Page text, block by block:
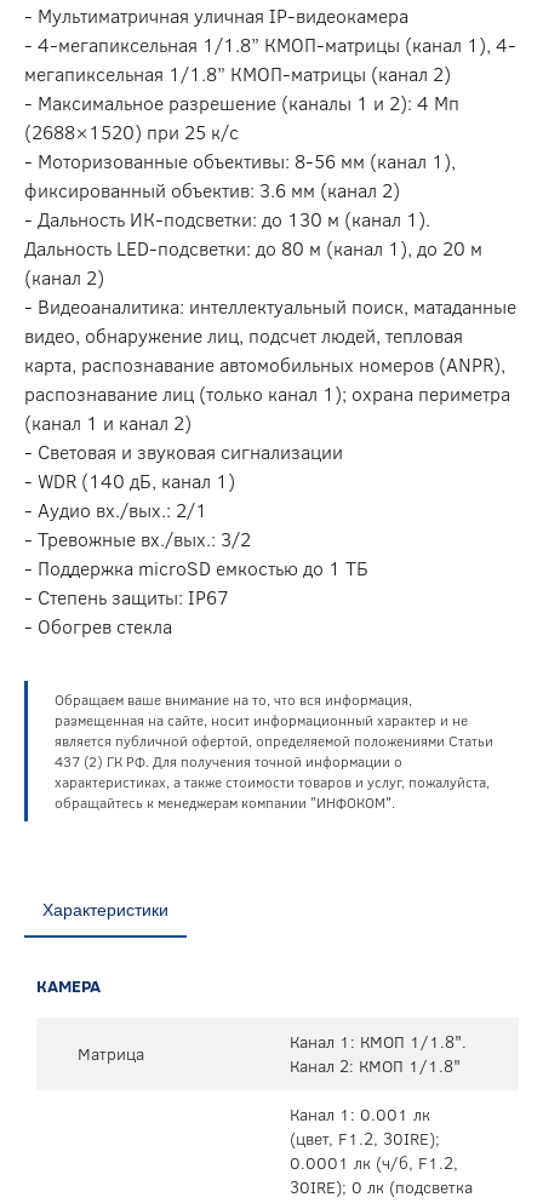
- Мультиматричная уличная IP-видеокамера
- 4-мегапиксельная 1/1.8” КМОП-матрицы (канал 1), 4-
мегапиксельная 1/1.8” КМОП-матрицы (канал 2)
- Максимальное разрешение (каналы 1 и 2): 4 Мп
(2688×1520) при 25 к/с
- Моторизованные объективы: 8-56 мм (канал 1),
фиксированный объектив: 3.6 мм (канал 2)
- Дальность ИК-подсветки: до 130 м (канал 1).
Дальность LED-подсветки: до 80 м (канал 1), до 20 м
(канал 2)
- Видеоаналитика: интеллектуальный поиск, матаданные
видео, обнаружение лиц, подсчет людей, тепловая
карта, распознавание автомобильных номеров (ANPR),
распознавание лиц (только канал 1); охрана периметра
(канал 1 и канал 2)
- Световая и звуковая сигнализации
- WDR (140 дБ, канал 1)
- Аудио вх./вых.: 2/1
- Тревожные вх./вых.: 3/2
- Поддержка microSD емкостью до 1 ТБ
- Степень защиты: IP67
- Обогрев стекла
Обращаем ваше внимание на то, что вся информация,
размещенная на сайте, носит информационный характер и не
является публичной офертой, определяемой положениями Статьи
437 (2) ГК РФ. Для получения точной информации о
характеристиках, а также стоимости товаров и услуг, пожалуйста,
обращайтесь к менеджерам компании "ИНФОКОМ".
Характеристики
КАМЕРА
Матрица
Канал 1: КМОП 1/1.8".
Канал 2: КМОП 1/1.8"
Канал 1: 0.001 лк
(цвет, F1.2, 30IRE);
0.0001 лк (ч/б, F1.2,
30IRE); 0 лк (подсветка